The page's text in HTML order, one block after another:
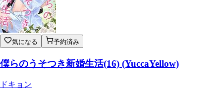
気になる 予約済み
僕らのうそつき新婚生活(16) (YuccaYellow)
ドキョン